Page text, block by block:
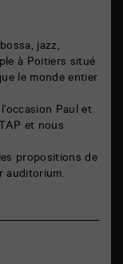
jazz,
à Poitiers situé
le monde entier
Paul et
et nous
propositions de
auditorium.